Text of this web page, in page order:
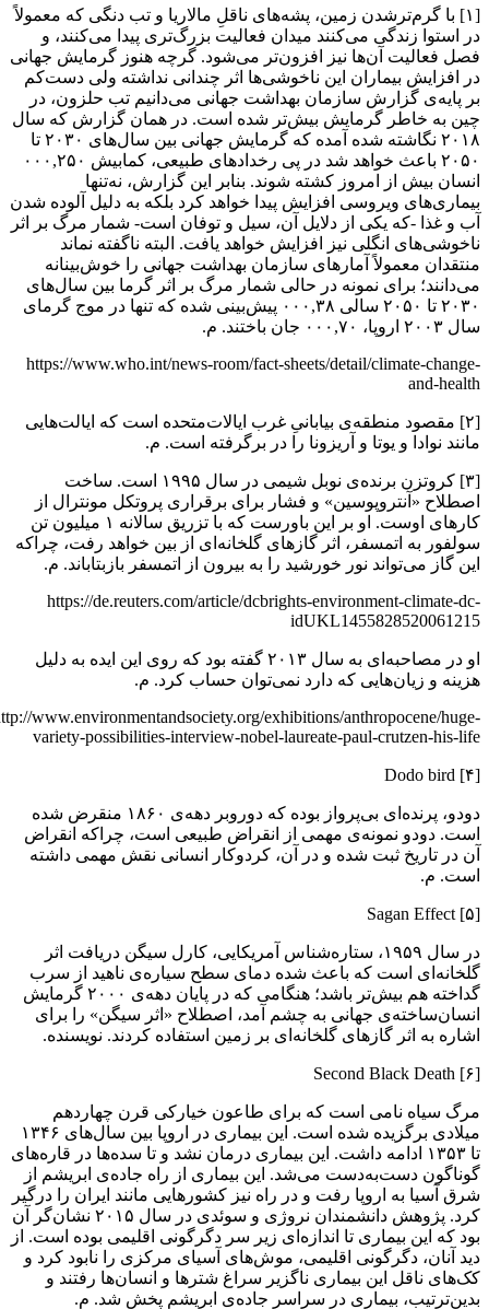
[۱] با گرم‌ترشدن زمین، پشه‌های ناقلِ مالاریا و تب دنگی که معمولاً
در استوا زندگی می‌کنند میدان فعالیت بزرگ‌تری پیدا می‌کنند، و
فصل فعالیت آن‌ها نیز افزون‌تر می‌شود. گرچه هنوز گرمایش جهانی
در افزایش بیماران این ناخوشی‌ها اثر چندانی نداشته ولی دست‌کم
بر پایه‌ی گزارش سازمان بهداشت جهانی می‌دانیم تب حلزون، در
چین به خاطر گرمایش بیش‌تر شده است. در همان گزارش که سال
۲۰۱۸ نگاشته شده آمده که گرمایش جهانی بین سال‌های ۲۰۳۰ تا
۲۰۵۰ باعث خواهد شد در پی رخدادهای طبیعی، کمابیش ۰۰۰,۲۵۰
انسان بیش از امروز کشته شوند. بنابر این گزارش، نه‌تنها
بیماری‌های ویروسی افزایش پیدا خواهد کرد بلکه به دلیل آلوده شدن
آب و غذا -که یکی از دلایل آن، سیل و توفان است- شمار مرگ بر اثر
ناخوشی‌های انگلی نیز افزایش خواهد یافت. البته ناگفته نماند
منتقدان معمولاً آمارهای سازمان بهداشت جهانی را خوش‌بینانه
می‌دانند؛ برای نمونه در حالی شمار مرگ بر اثر گرما بین سال‌های
۲۰۳۰ تا ۲۰۵۰ سالی ۰۰۰,۳۸ پیش‌بینی شده که تنها در موج گرمای
سال ۲۰۰۳ اروپا، ۰۰۰,۷۰ جان باختند. م.
https://www.who.int/news-room/fact-sheets/detail/climate-change-
and-health
[۲] مقصود منطقه‌ی بیابانیِ غرب ایالات‌متحده است که ایالت‌هایی
مانند نوادا و یوتا و آریزونا را در برگرفته است. م.
[۳] کروتزن برنده‌ی نوبل شیمی در سال ۱۹۹۵ است. ساخت
اصطلاح «آنتروپوسین» و فشار برای برقراری پروتکل مونترال از
کارهای اوست. او بر این باورست که با تزریق سالانه ۱ میلیون تن
سولفور به اتمسفر، اثر گازهای گلخانه‌ای از بین خواهد رفت، چراکه
این گاز می‌تواند نور خورشید را به بیرون از اتمسفر بازبتاباند. م.
https://de.reuters.com/article/dcbrights-environment-climate-dc-
idUKL1455828520061215
او در مصاحبه‌ای به سال ۲۰۱۳ گفته بود که روی این ایده به دلیل
هزینه و زیان‌هایی که دارد نمی‌توان حساب کرد. م.
http://www.environmentandsociety.org/exhibitions/anthropocene/huge-
variety-possibilities-interview-nobel-laureate-paul-crutzen-his-life
دودو، پرنده‌ای بی‌پرواز بوده که دوروبر دهه‌ی ۱۸۶۰ منقرض شده
است. دودو نمونه‌ی مهمی از انقراض طبیعی است، چراکه انقراض
آن در تاریخ ثبت شده و در آن، کردوکار انسانی نقش مهمی داشته
است. م.
در سال ۱۹۵۹، ستاره‌شناس آمریکایی، کارل سیگن دریافت اثر
گلخانه‌ای است که باعث شده دمای سطح سیاره‌ی ناهید از سرب
گداخته هم بیش‌تر باشد؛ هنگامی که در پایان دهه‌ی ۲۰۰۰ گرمایش
انسان‌ساخته‌ی جهانی به چشم آمد، اصطلاح «اثر سیگن» را برای
اشاره به اثر گازهای گلخانه‌ای بر زمین استفاده کردند. نویسنده.
مرگ سیاه نامی است که برای طاعون خیارکی قرن چهاردهم
میلادی برگزیده شده است. این بیماری در اروپا بین سال‌های ۱۳۴۶
تا ۱۳۵۳ ادامه داشت. این بیماری درمان نشد و تا سده‌ها در قاره‌های
گوناگون دست‌به‌دست می‌شد. این بیماری از راه جاده‌ی ابریشم از
شرق آسیا به اروپا رفت و در راه نیز کشورهایی مانند ایران را درگیر
کرد. پژوهش دانشمندان نروژی و سوئدی در سال ۲۰۱۵ نشان‌گر آن
بود که این بیماری تا اندازه‌ای زیر سر دگرگونی اقلیمی بوده است. از
دید آنان، دگرگونی اقلیمی، موش‌های آسیای مرکزی را نابود کرد و
کک‌های ناقل این بیماری ناگزیر سراغ شترها و انسان‌ها رفتند و
بدین‌ترتیب، بیماری در سراسر جاده‌ی ابریشم پخش شد. م.